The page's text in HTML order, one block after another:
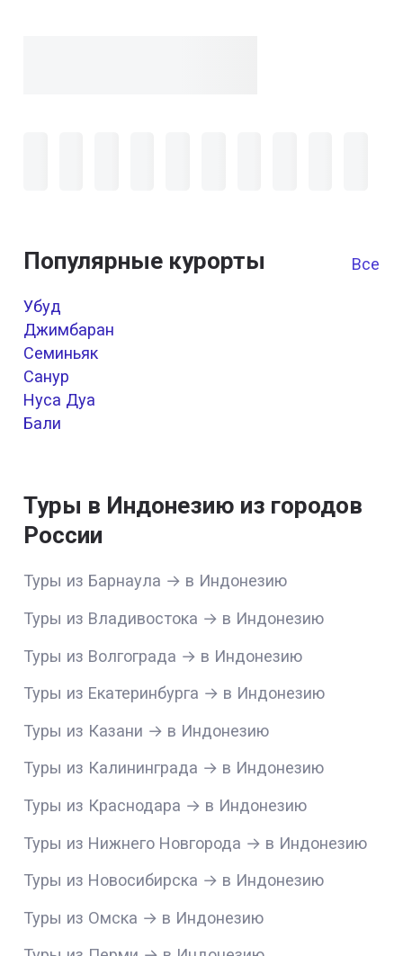
Популярные курорты Все
Убуд
Джимбаран
Семиньяк
Санур
Нуса Дуа
Бали
Туры в Индонезию из городов
России
Туры из Барнаула → в Индонезию
Туры из Владивостока → в Индонезию
Туры из Волгограда → в Индонезию
Туры из Екатеринбурга → в Индонезию
Туры из Казани → в Индонезию
Туры из Калининграда → в Индонезию
Туры из Краснодара → в Индонезию
Туры из Нижнего Новгорода → в Индонезию
Туры из Новосибирска → в Индонезию
Туры из Омска → в Индонезию